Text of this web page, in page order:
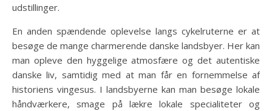
udstillinger.
En anden spændende oplevelse langs cykelruterne er at
besøge de mange charmerende danske landsbyer. Her kan
man opleve den hyggelige atmosfære og det autentiske
danske liv, samtidig med at man får en fornemmelse af
historiens vingesus. I landsbyerne kan man besøge lokale
håndværkere, smage på lækre lokale specialiteter og